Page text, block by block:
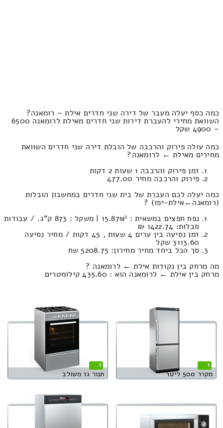
כמה כסף יעלה מעבר של דירה שני חדרים אילת – רומאנה?
השוואת מחירי להעברת דירות שני חדרים מאילת לרומאנה 6500
– 4900 שקל
כמה עולה פירוק והרכבה של הובלת דירה שני חדרים השוואת
מחירים מאילת ← לרומאנה?
זמן פירוק והרכבה 1 שעות 2 דקות
פירוק והרכבה מחיר 477.00
כמה יעלה לכם העברת של בית שני חדרים במחשבון הובלות
(רומאנה‎←‏אילת-יפו) ?
נפח חפצים במשאית : 15.87м³ | משקל : 873 ק”ג. / עבודות
סבלות: 1422.74 ₪
זמן נסיעה בין ערים 4 שעות , 45 דקות / מחיר נסיעה
3113.60 שקל
סך הכל ביחד מחיר מחירון: 5208.75 שח
מה מרחק בין נקודות אילת ← לרומאנה ?
מרחק בין אילת ← לרומאנה הוא : 435.60 קילומטרים
1
מקרר 500 ליטר
1
תנור גז משולב